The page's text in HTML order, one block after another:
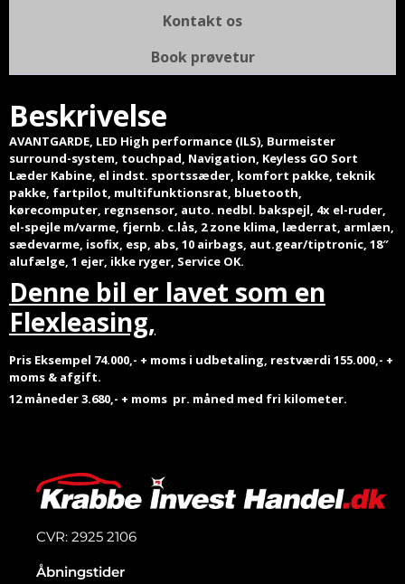
Kontakt os
Book prøvetur
Beskrivelse
AVANTGARDE, LED High performance (ILS), Burmeister
surround-system, touchpad, Navigation, Keyless GO Sort
Læder Kabine, el indst. sportssæder, komfort pakke, teknik
pakke, fartpilot, multifunktionsrat, bluetooth,
kørecomputer, regnsensor, auto. nedbl. bakspejl, 4x el-ruder,
el-spejle m/varme, fjernb. c.lås, 2 zone klima, læderrat, armlæn,
sædevarme, isofix, esp, abs, 10 airbags, aut.gear/tiptronic, 18″
alufælge, 1 ejer, ikke ryger, Service OK.
Denne bil er lavet som en
Flexleasing,
Pris Eksempel 74.000,- + moms i udbetaling, restværdi 155.000,- +
moms & afgift.
12 måneder 3.680,- + moms pr. måned med fri kilometer.
CVR: 2925 2106
Åbningstider